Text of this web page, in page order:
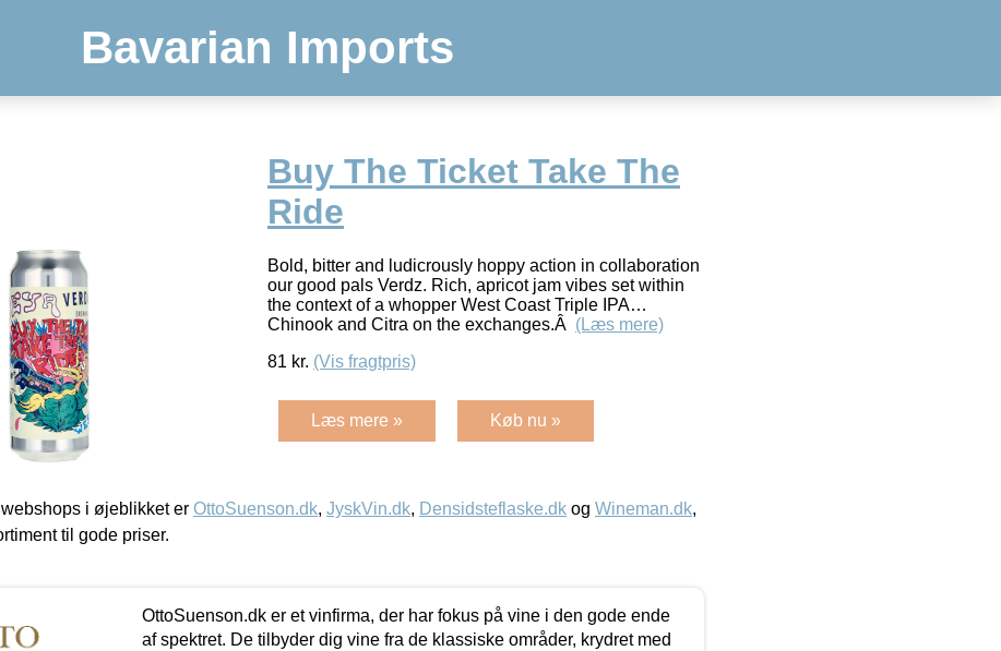
Bavarian Imports
Buy The Ticket Take The
Ride
Bold, bitter and ludicrously hoppy action in collaboration
our good pals Verdz. Rich, apricot jam vibes set within
the context of a whopper West Coast Triple IPA…
Chinook and Citra on the exchanges.Â (Læs mere)
81 kr. (Vis fragtpris)
Læs mere » Køb nu »
i øjeblikket er OttoSuenson.dk, JyskVin.dk, Densidsteflaske.dk og Wineman.dk,
til gode priser.
OttoSuenson.dk er et vinfirma, der har fokus på vine i den gode ende
af spektret. De tilbyder dig vine fra de klassiske områder, krydret med